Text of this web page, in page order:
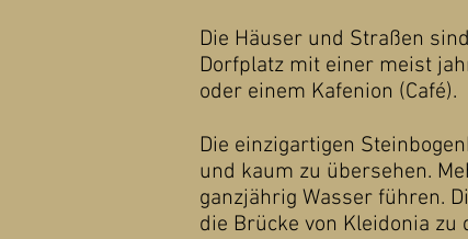
Die Häuser und Straßen
Dorfplatz mit einer meist
oder einem Kafenion (Café).
Die einzigartigen
und kaum zu übersehen.
ganzjährig Wasser führen.
die Brücke von Kleidonia zu